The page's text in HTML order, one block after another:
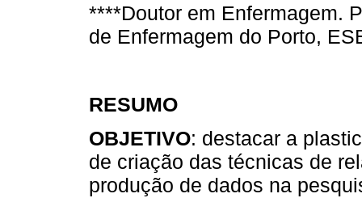
****Doutor em Enfermagem.
de Enfermagem do Porto,
RESUMO
OBJETIVO: destacar a
de criação das técnicas de
produção de dados na